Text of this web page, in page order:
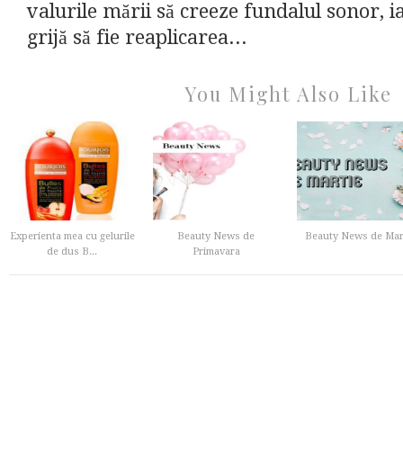
valurile mării să creeze fundalul sonor,
grijă să fie reaplicarea...
You Might Also Like
Experienta mea cu gelurile
de dus B...
Beauty News de
Primavara
Beauty News de